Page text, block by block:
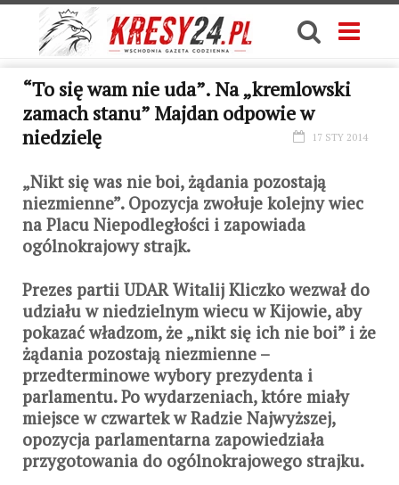
“To się wam nie uda”. Na „kremlowski
zamach stanu” Majdan odpowie w
niedzielę
17 STY 2014
„Nikt się was nie boi, żądania pozostają
niezmienne”. Opozycja zwołuje kolejny wiec
na Placu Niepodległości i zapowiada
ogólnokrajowy strajk.
Prezes partii UDAR Witalij Kliczko wezwał do
udziału w niedzielnym wiecu w Kijowie, aby
pokazać władzom, że „nikt się ich nie boi” i że
żądania pozostają niezmienne –
przedterminowe wybory prezydenta i
parlamentu. Po wydarzeniach, które miały
miejsce w czwartek w Radzie Najwyższej,
opozycja parlamentarna zapowiedziała
przygotowania do ogólnokrajowego strajku.